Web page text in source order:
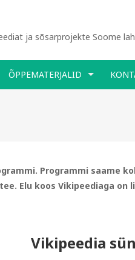
ja sõsarprojekte Soome
ÕPPEMATERJALID
Programmi saame
Elu koos Vikipeediaga on
Vikipeedia